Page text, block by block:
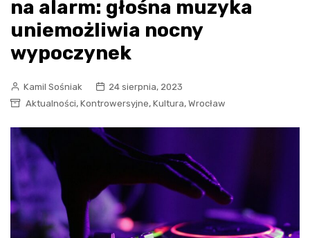
na alarm: głośna muzyka
uniemożliwia nocny
wypoczynek
Kamil Sośniak
24 sierpnia, 2023
Aktualności, Kontrowersyjne, Kultura, Wrocław